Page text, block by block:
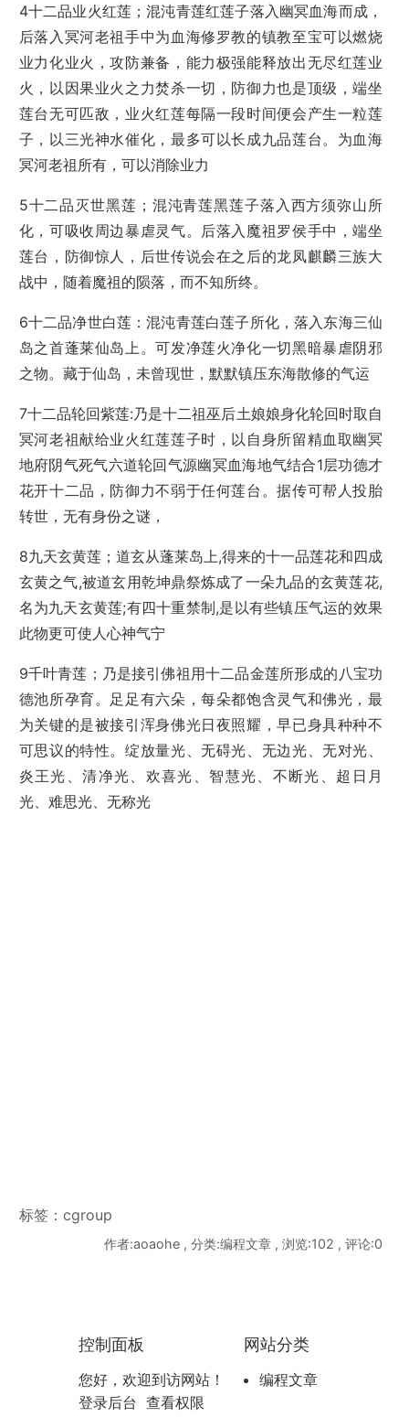
4十二品业火红莲；混沌青莲红莲子落入幽冥血海而成，
后落入冥河老祖手中为血海修罗教的镇教至宝可以燃烧
业力化业火，攻防兼备，能力极强能释放出无尽红莲业
火，以因果业火之力焚杀一切，防御力也是顶级，端坐
莲台无可匹敌，业火红莲每隔一段时间便会产生一粒莲
子，以三光神水催化，最多可以长成九品莲台。为血海
冥河老祖所有，可以消除业力
5十二品灭世黑莲；混沌青莲黑莲子落入西方须弥山所
化，可吸收周边暴虐灵气。后落入魔祖罗侯手中，端坐
莲台，防御惊人，后世传说会在之后的龙凤麒麟三族大
战中，随着魔祖的陨落，而不知所终。
6十二品净世白莲：混沌青莲白莲子所化，落入东海三仙
岛之首蓬莱仙岛上。可发净莲火净化一切黑暗暴虐阴邪
之物。藏于仙岛，未曾现世，默默镇压东海散修的气运
7十二品轮回紫莲:乃是十二祖巫后土娘娘身化轮回时取自
冥河老祖献给业火红莲莲子时，以自身所留精血取幽冥
地府阴气死气六道轮回气源幽冥血海地气结合1层功德才
花开十二品，防御力不弱于任何莲台。据传可帮人投胎
转世，无有身份之谜，
8九天玄黄莲；道玄从蓬莱岛上,得来的十一品莲花和四成
玄黄之气,被道玄用乾坤鼎祭炼成了一朵九品的玄黄莲花,
名为九天玄黄莲;有四十重禁制,是以有些镇压气运的效果
此物更可使人心神气宁
9千叶青莲；乃是接引佛祖用十二品金莲所形成的八宝功
德池所孕育。足足有六朵，每朵都饱含灵气和佛光，最
为关键的是被接引浑身佛光日夜照耀，早已身具种种不
可思议的特性。绽放量光、无碍光、无边光、无对光、
炎王光、清净光、欢喜光、智慧光、不断光、超日月
光、难思光、无称光
标签： cgroup
作者:aoaohe , 分类:编程文章 , 浏览:102 , 评论:0
控制面板
您好，欢迎到访网站！
登录后台 查看权限
网站分类
编程文章